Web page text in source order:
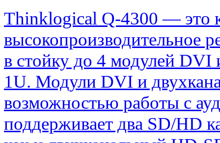
Thinklogical Q-4300 — это
высокопроизводительное
в стойку до 4 модулей
1U. Модули DVI и
возможностью работы с
поддерживает два SD/HD